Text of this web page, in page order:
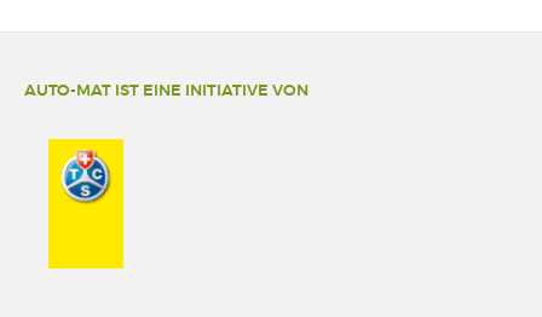
AUTO-MAT IST EINE INITIATIVE VON